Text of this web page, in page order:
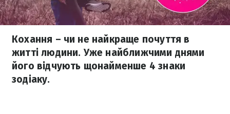
Кохання – чи не найкраще почуття в
житті людини. Уже найближчими днями
його відчують щонайменше 4 знаки
зодіаку.